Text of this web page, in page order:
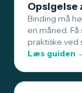
Opsigelse
Binding må
en måned.
praktiske ved
Læs guiden